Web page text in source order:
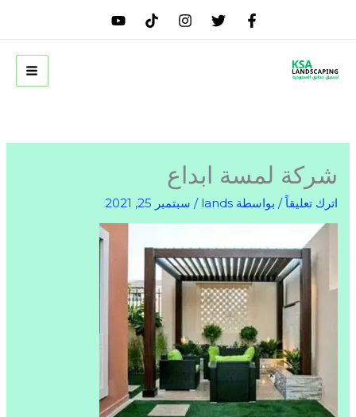
شركة لمسة ابداع
اترك تعليقاً / بواسطة lands
/ سبتمبر 25, 2021